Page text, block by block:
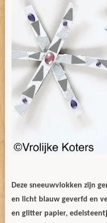
Deze sneeuwvlokken zijn
en licht blauw geverfd en
en glitter papier,